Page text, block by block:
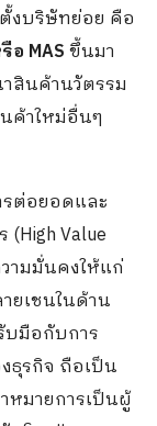
งบริษัทย่อย คือ
MASขึ้นมา
สินค้านวัตรรม
ค้าใหม่อื่นๆ
ต่อยอดและ
Value
วามมั่นคงให้แก่
ยเชนในด้าน
บมือกับการ
ธุรกิจ ถือเป็น
มายการเป็นผู้